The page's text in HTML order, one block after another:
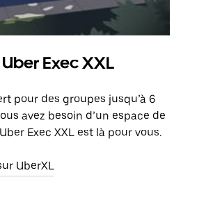
Exec XXL
pour des groupes jusqu’à 6
avez besoin d’un espace de
Exec XXL est là pour vous.
UberXL